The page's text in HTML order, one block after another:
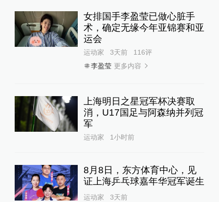
女排国手李盈莹已做心脏手
术，确定无缘今年亚锦赛和亚
运会
运动家 3天前 116评
李盈莹 更多内容
上海明日之星冠军杯决赛取
消，U17国足与阿森纳并列冠
军
运动家 1小时前
8月8日，东方体育中心，见
证上海乒乓球嘉年华冠军诞生
运动家 3天前